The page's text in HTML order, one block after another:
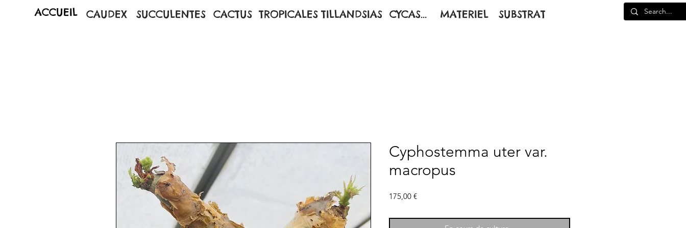
ACCUEIL CAUDEX SUCCULENTES CACTUS TROPICALES TILLANDSIAS CYCAS... MATERIEL SUBSTRAT
Cyphostemma uter var.
macropus
175,00 €Prix